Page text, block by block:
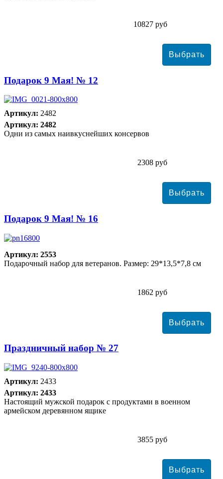
10827 руб
Подарок 9 Мая! № 12
Артикул: 2482
Артикул: 2482
Одни из самых наивкуснейших консервов
2308 руб
Подарок 9 Мая! № 16
Артикул: 2553
Подарочный набор для ветеранов. Размер: 29*13,5*7,8 см
1862 руб
Праздничный набор № 27
Артикул: 2433
Артикул: 2433
Настоящий мужской подарок с продуктами в военном
армейском деревянном ящике
3855 руб